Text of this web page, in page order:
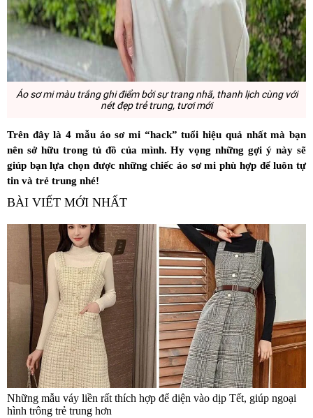
Áo sơ mi màu trắngghi điểm bởi sự trang nhã, thanh lịch cùng với
nét đẹp trẻ trung, tươi mới
Trên đây là 4 mẫu áo sơ mi “hack” tuổi hiệu quả nhất mà bạn
nên sở hữu trong tủ đồ của mình. Hy vọng những gợi ý này sẽ
giúp bạn lựa chọn được những chiếc áo sơ mi phù hợp để luôn tự
tin và trẻ trung nhé!
BÀI VIẾT MỚI NHẤT
Những mẫu váy liền rất thích hợp để diện vào dịp Tết, giúp ngoại
hình trông trẻ trung hơn